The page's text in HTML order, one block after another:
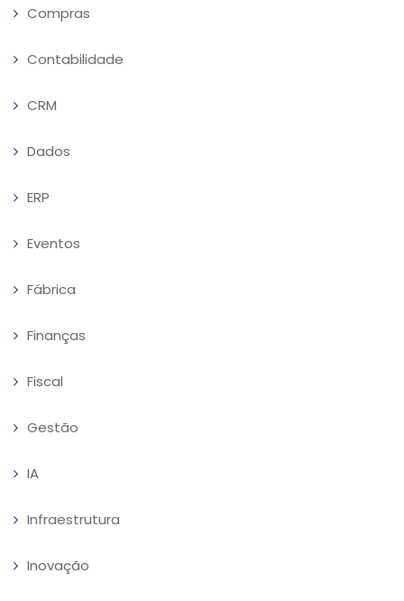
Compras
Contabilidade
CRM
Dados
ERP
Eventos
Fábrica
Finanças
Fiscal
Gestão
IA
Infraestrutura
Inovação